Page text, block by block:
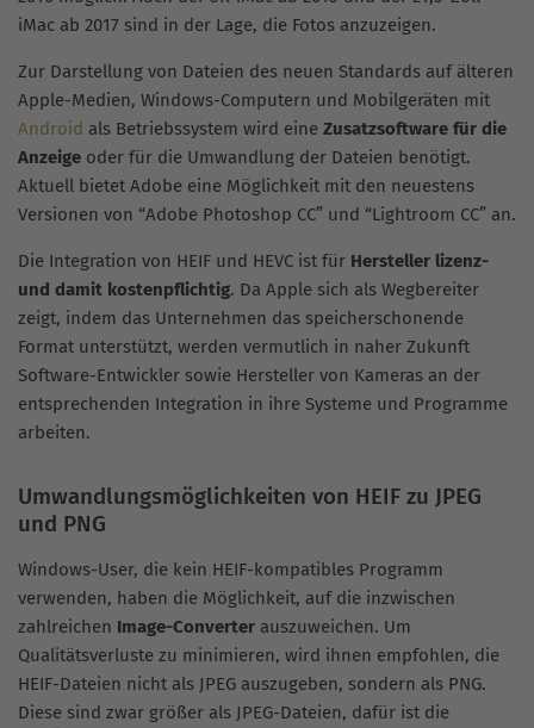
iMac ab 2017 sind in der Lage, die Fotos anzuzeigen.
Zur Darstellung von Dateien des neuen Standards auf älteren
Apple-Medien, Windows-Computern und Mobilgeräten mit
Android als Betriebssystem wird eine Zusatzsoftware für die
Anzeige oder für die Umwandlung der Dateien benötigt.
Aktuell bietet Adobe eine Möglichkeit mit den neuestens
Versionen von “Adobe Photoshop CC” und “Lightroom CC” an.
Die Integration von HEIF und HEVC ist für Hersteller lizenz-
und damit kostenpflichtig. Da Apple sich als Wegbereiter
zeigt, indem das Unternehmen das speicherschonende
Format unterstützt, werden vermutlich in naher Zukunft
Software-Entwickler sowie Hersteller von Kameras an der
entsprechenden Integration in ihre Systeme und Programme
arbeiten.
Umwandlungsmöglichkeiten von HEIF zu JPEG
und PNG
Windows-User, die kein HEIF-kompatibles Programm
verwenden, haben die Möglichkeit, auf die inzwischen
zahlreichen Image-Converter auszuweichen. Um
Qualitätsverluste zu minimieren, wird ihnen empfohlen, die
HEIF-Dateien nicht als JPEG auszugeben, sondern als PNG.
Diese sind zwar größer als JPEG-Dateien, dafür ist die